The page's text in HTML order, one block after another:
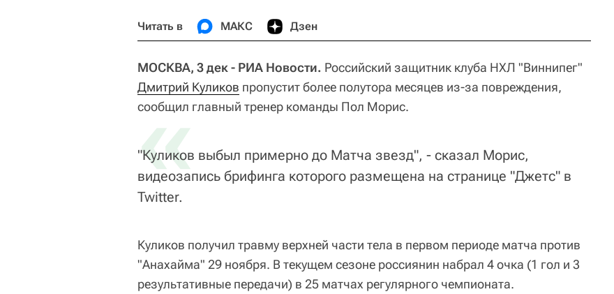
Читать в МАКС Дзен
МОСКВА, 3 дек - РИА Новости. Российский защитник клуба НХЛ "Виннипег"
Дмитрий Куликов пропустит более полутора месяцев из-за повреждения,
сообщил главный тренер команды Пол Морис.
«
"Куликов выбыл примерно до Матча звезд", - сказал Морис,
видеозапись брифинга которого размещена на странице "Джетс" в
Twitter.
Куликов получил травму верхней части тела в первом периоде матча против
"Анахайма" 29 ноября. В текущем сезоне россиянин набрал 4 очка (1 гол и 3
результативные передачи) в 25 матчах регулярного чемпионата.